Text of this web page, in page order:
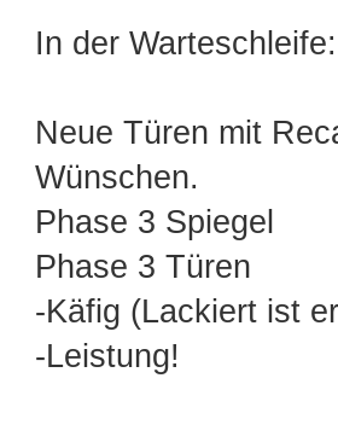
In der Warteschleife:
Neue Türen mit
Wünschen.
Phase 3 Spiegel
Phase 3 Türen
-Käfig (Lackiert ist
-Leistung!